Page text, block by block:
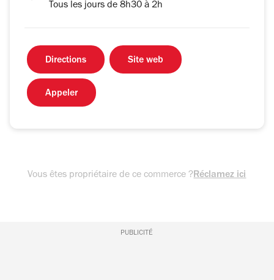
Tous les jours de 8h30 à 2h
Directions Site web
Appeler
Vous êtes propriétaire de ce commerce ?Réclamez ici
PUBLICITÉ